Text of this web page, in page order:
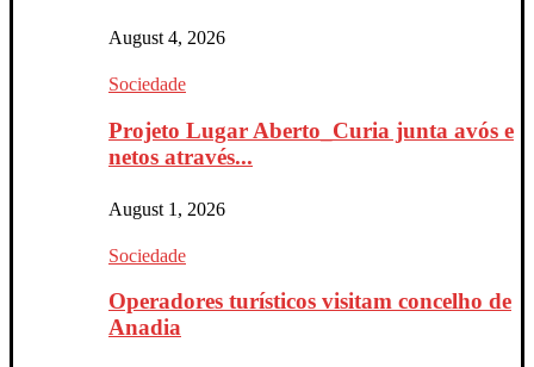
August 4, 2026
Sociedade
Projeto Lugar Aberto_Curia junta avós e
netos através...
August 1, 2026
Sociedade
Operadores turísticos visitam concelho de
Anadia